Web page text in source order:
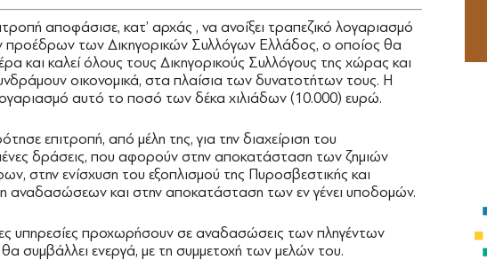
αποφάσισε, κατ’ αρχάς , να ανοίξει τραπεζικό λογαριασμό
προέδρων των Δικηγορικών Συλλόγων Ελλάδος, ο οποίος θα
και καλεί όλους τους Δικηγορικούς Συλλόγους της χώρας και
οικονομικά, στα πλαίσια των δυνατοτήτων τους. Η
αυτό το ποσό των δέκα χιλιάδων (10.000) ευρώ.
επιτροπή, από μέλη της, για την διαχείριση του
δράσεις, που αφορούν στην αποκατάσταση των ζημιών
στην ενίσχυση του εξοπλισμού της Πυροσβεστικής και
αναδασώσεων και στην αποκατάσταση των εν γένει υποδομών.
υπηρεσίες προχωρήσουν σε αναδασώσεις των πληγέντων
συμβάλλει ενεργά, με τη συμμετοχή των μελών του.